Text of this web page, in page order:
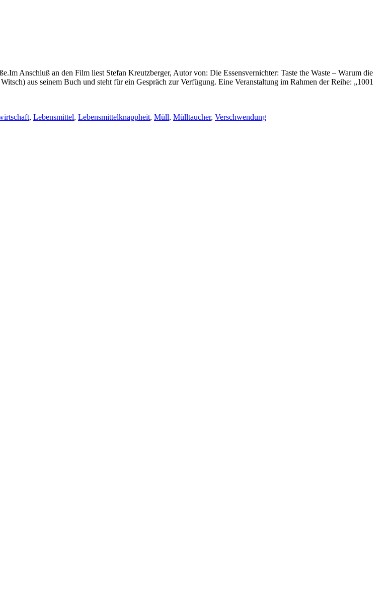
Anschluß an den Film liest Stefan Kreutzberger, Autor von: Die Essensvernichter: Taste the Waste – Warum die
aus seinem Buch und steht für ein Gespräch zur Verfügung. Eine Veranstaltung im Rahmen der Reihe: „1001
, Lebensmittel, Lebensmittelknappheit, Müll, Mülltaucher, Verschwendung